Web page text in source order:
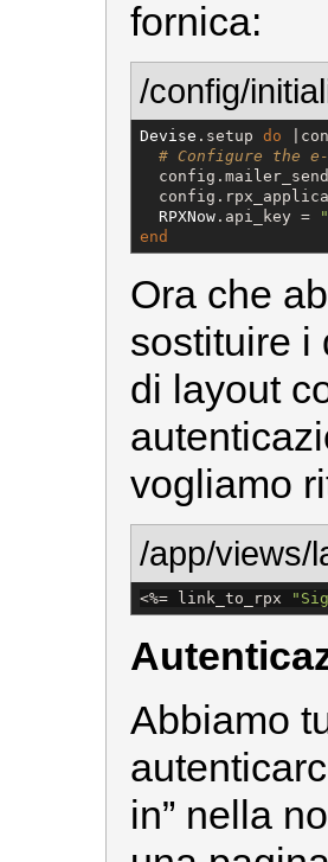
fornica:
/config/
Devise .setup do
# Configure the
RPXNow .api_key = "
end
Ora che
sostituire i
di layout
vogliamo
/app/views/
<%= link_to_rpx "
Abbiamo
in” nella